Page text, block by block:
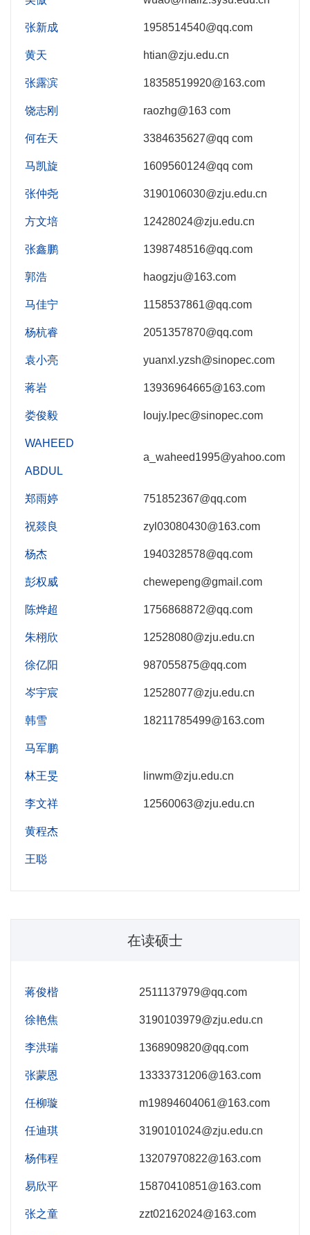
张新成 1958514540@qq.com
黄天 htian@zju.edu.cn
张露滨 18358519920@163.com
饶志刚 raozhg@163 com
何在天 3384635627@qq com
马凯旋 1609560124@qq com
张仲尧 3190106030@zju.edu.cn
方文培 12428024@zju.edu.cn
张鑫鹏 1398748516@qq.com
郭浩 haogzju@163.com
马佳宁 1158537861@qq.com
杨杭睿 2051357870@qq.com
袁小亮 yuanxl.yzsh@sinopec.com
蒋岩 13936964665@163.com
娄俊毅 loujy.lpec@sinopec.com
WAHEED
ABDUL
a_waheed1995@yahoo.com
郑雨婷 751852367@qq.com
祝燚良 zyl03080430@163.com
杨杰 1940328578@qq.com
彭权威 chewepeng@gmail.com
陈烨超 1756868872@qq.com
朱栩欣 12528080@zju.edu.cn
徐亿阳 987055875@qq.com
岑宇宸 12528077@zju.edu.cn
韩雪 18211785499@163.com
马军鹏
林王旻 linwm@zju.edu.cn
李文祥 12560063@zju.edu.cn
黄程杰
王聪
在读硕士
蒋俊楷 2511137979@qq.com
徐艳焦 3190103979@zju.edu.cn
李洪瑞 1368909820@qq.com
张蒙恩 13333731206@163.com
任柳璇 m19894604061@163.com
任迪琪 3190101024@zju.edu.cn
杨伟程 13207970822@163.com
易欣平 15870410851@163.com
张之童 zzt02162024@163.com